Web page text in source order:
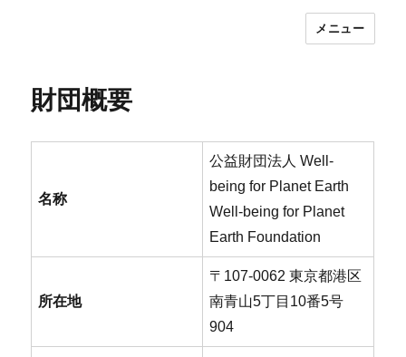
公益財団法人 Well-being for Planet
メニュー
財団概要
名称
公益財団法⼈ Well-
being for Planet Earth
Well-being for Planet
Earth Foundation
所在地
〒107-0062 東京都港区
南青山5丁目10番5号
904